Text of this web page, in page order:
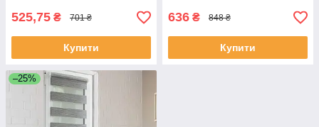
525,75 ₴ 701 ₴
Купити
636 ₴ 848 ₴
Купити
–25%